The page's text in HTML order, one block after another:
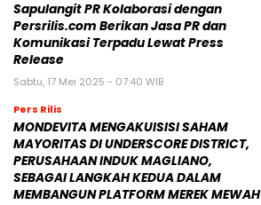
Sapulangit PR Kolaborasi dengan
Persrilis.com Berikan Jasa PR dan
Komunikasi Terpadu Lewat Press
Release
Sabtu, 17 Mei 2025 - 07:40 WIB
Pers Rilis
MONDEVITA MENGAKUISISI SAHAM
MAYORITAS DI UNDERSCORE DISTRICT,
PERUSAHAAN INDUK MAGLIANO,
SEBAGAI LANGKAH KEDUA DALAM
MEMBANGUN PLATFORM MEREK